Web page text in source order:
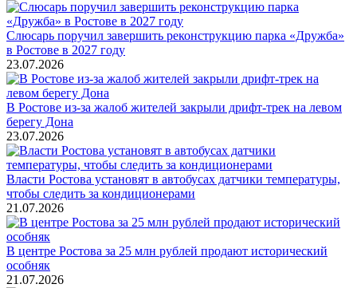
Слюсарь поручил завершить реконструкцию парка «Дружба»
в Ростове в 2027 году
23.07.2026
В Ростове из-за жалоб жителей закрыли дрифт-трек на левом
берегу Дона
23.07.2026
Власти Ростова установят в автобусах датчики температуры,
чтобы следить за кондиционерами
21.07.2026
В центре Ростова за 25 млн рублей продают исторический
особняк
21.07.2026